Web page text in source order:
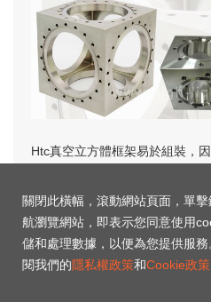
Htc真空立方體框架易於組裝，
關閉此橫幅，滾動網站頁面，單
航瀏覽網站，即表示您同意使用
儲和處理數據，以便為您提供服
閱我們的隱私權政策和Cookie政策